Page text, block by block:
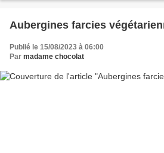
Aubergines farcies
Publié le 15/08/2023 à 06:00
Par madame chocolat